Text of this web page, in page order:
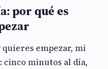
por qué es
quieres empezar, mi
cinco minutos al día,